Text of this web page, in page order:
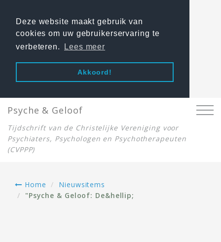
Deze website maakt gebruik van
cookies om uw gebruikerservaring te
verbeteren.
Lees meer
Akkoord!
Psyche & Geloof
Tijdschrift van de Christelijke Vereniging voor
Psychiaters, Psychologen en Psychotherapeuten
(CVPPP)
Home
Nieuwsitems
"Psyche & Geloof: De&hellip;